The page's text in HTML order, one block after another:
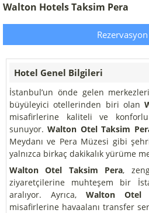
Walton Hotels Taksim Pera
Hotel Genel Bilgileri
İstanbul’un önde gelen
büyüleyici otellerinden biri olan
misafirlerine kaliteli ve
sunuyor. Walton Otel Taksim
Meydanı ve Pera Müzesi gibi
yalnızca birkaç dakikalık yürüme
Walton Otel Taksim Pera,
ziyaretçilerine muhteşem bir
aralıyor. Ayrıca, Walton Otel
misafirlerine havaalanı transfer